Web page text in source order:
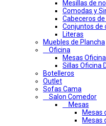
Mesillas de
Comodas y
Cabeceros
Conjuntos de
Literas
Muebles de Plancha
Oficina
Mesas
Sillas Oficina
Botelleros
Outlet
Sofas Cama
Salon Comedor
Mesas
Mesas
Mesas